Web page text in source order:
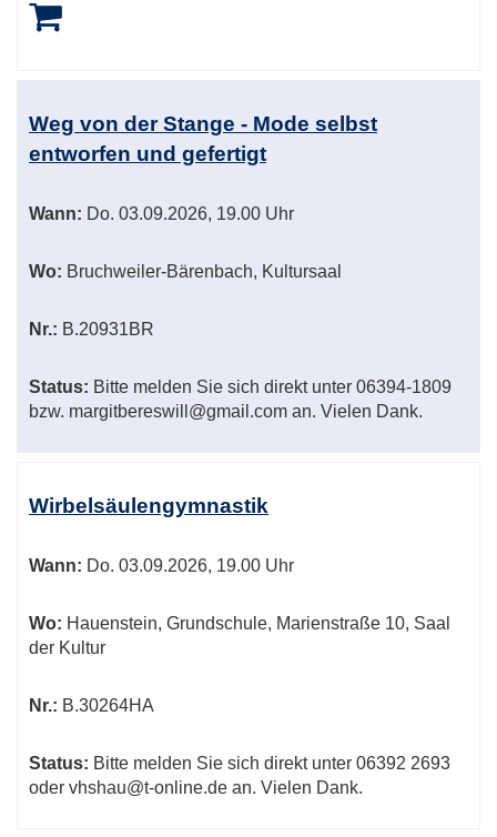
Weg von der Stange - Mode selbst
entworfen und gefertigt
Wann: Do. 03.09.2026, 19.00 Uhr
Wo: Bruchweiler-Bärenbach, Kultursaal
Nr.: B.20931BR
Status: Bitte melden Sie sich direkt unter 06394-1809
bzw. margitbereswill@gmail.com an. Vielen Dank.
Wirbelsäulengymnastik
Wann: Do. 03.09.2026, 19.00 Uhr
Wo: Hauenstein, Grundschule, Marienstraße 10, Saal
der Kultur
Nr.: B.30264HA
Status: Bitte melden Sie sich direkt unter 06392 2693
oder vhshau@t-online.de an. Vielen Dank.